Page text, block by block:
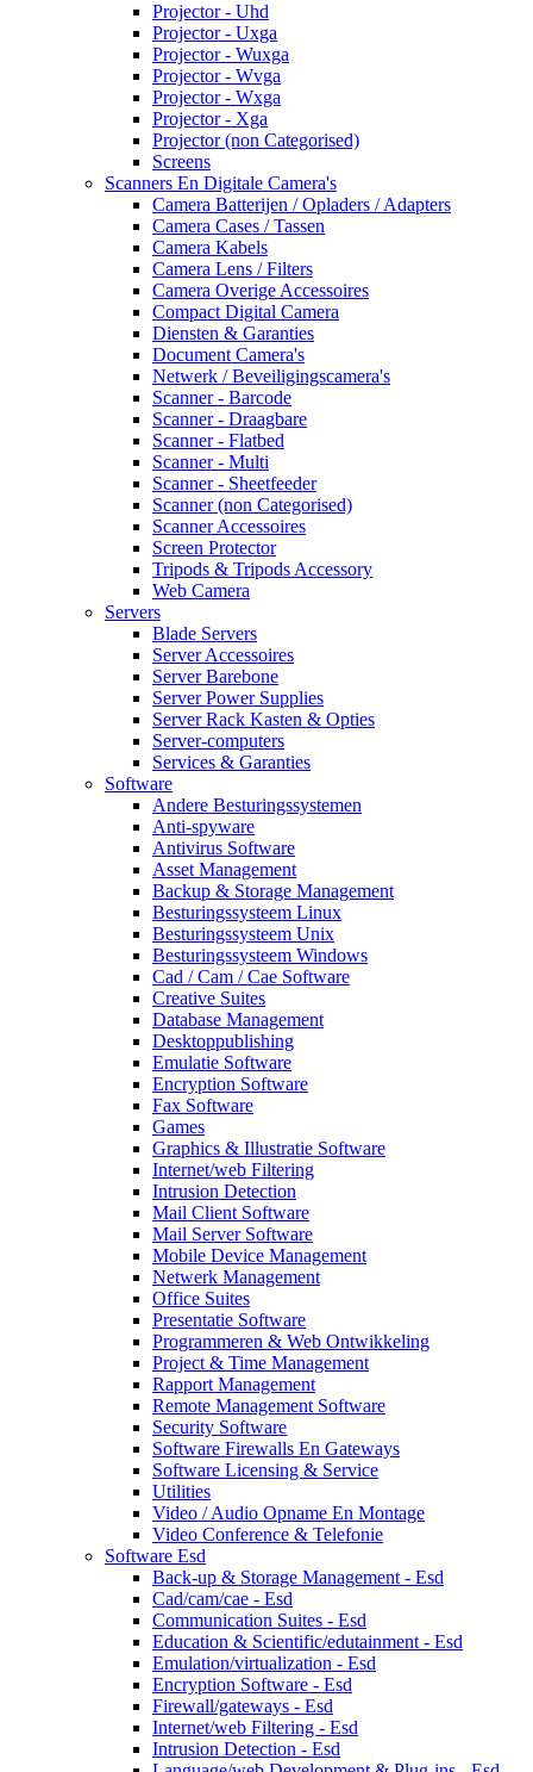
Projector - Uhd
Projector - Uxga
Projector - Wuxga
Projector - Wvga
Projector - Wxga
Projector - Xga
Projector (non Categorised)
Screens
Scanners En Digitale Camera's
Camera Batterijen / Opladers / Adapters
Camera Cases / Tassen
Camera Kabels
Camera Lens / Filters
Camera Overige Accessoires
Compact Digital Camera
Diensten & Garanties
Document Camera's
Netwerk / Beveiligingscamera's
Scanner - Barcode
Scanner - Draagbare
Scanner - Flatbed
Scanner - Multi
Scanner - Sheetfeeder
Scanner (non Categorised)
Scanner Accessoires
Screen Protector
Tripods & Tripods Accessory
Web Camera
Servers
Blade Servers
Server Accessoires
Server Barebone
Server Power Supplies
Server Rack Kasten & Opties
Server-computers
Services & Garanties
Software
Andere Besturingssystemen
Anti-spyware
Antivirus Software
Asset Management
Backup & Storage Management
Besturingssysteem Linux
Besturingssysteem Unix
Besturingssysteem Windows
Cad / Cam / Cae Software
Creative Suites
Database Management
Desktoppublishing
Emulatie Software
Encryption Software
Fax Software
Games
Graphics & Illustratie Software
Internet/web Filtering
Intrusion Detection
Mail Client Software
Mail Server Software
Mobile Device Management
Netwerk Management
Office Suites
Presentatie Software
Programmeren & Web Ontwikkeling
Project & Time Management
Rapport Management
Remote Management Software
Security Software
Software Firewalls En Gateways
Software Licensing & Service
Utilities
Video / Audio Opname En Montage
Video Conference & Telefonie
Software Esd
Back-up & Storage Management - Esd
Cad/cam/cae - Esd
Communication Suites - Esd
Education & Scientific/edutainment - Esd
Emulation/virtualization - Esd
Encryption Software - Esd
Firewall/gateways - Esd
Internet/web Filtering - Esd
Intrusion Detection - Esd